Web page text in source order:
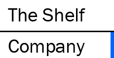
The Shelf
Company